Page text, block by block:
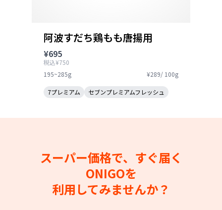
阿波すだち鶏もも唐揚用
¥695
税込¥750
195~285g
¥289/ 100g
7プレミアム セブンプレミアムフレッシュ
スーパー価格で、すぐ届く
ONIGOを
利用してみませんか？